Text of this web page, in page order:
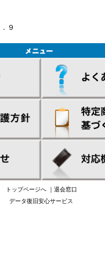
９
トップページへ｜ 退会窓口
データ復旧安心サービス